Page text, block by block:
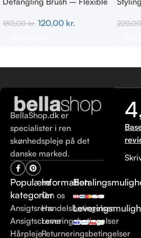
180,00kr. 120,00 kr.
BellaShop.dk er
specialister i ren
skønhedspleje på det
danske marked.
Populære
kategorier
Ansigtsrens
Ansigtscreme
Hårpleje
Information
Om os
Handelsbetingelser
Leveringsbetingelser
Returneringsbetingelser